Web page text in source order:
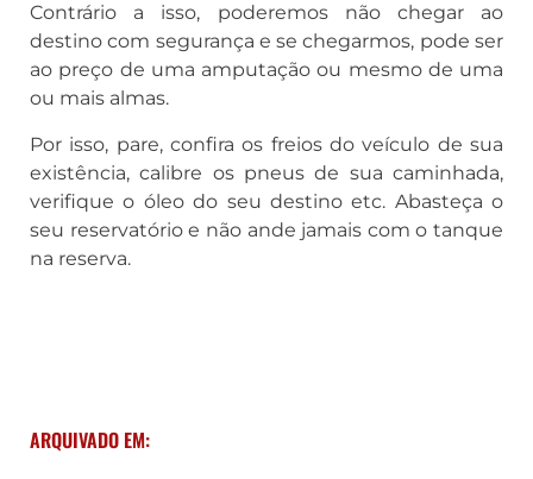
Contrário a isso, poderemos não chegar ao
destino com segurança e se chegarmos, pode ser
ao preço de uma amputação ou mesmo de uma
ou mais almas.
Por isso, pare, confira os freios do veículo de sua
existência, calibre os pneus de sua caminhada,
verifique o óleo do seu destino etc. Abasteça o
seu reservatório e não ande jamais com o tanque
na reserva.
ARQUIVADO EM: